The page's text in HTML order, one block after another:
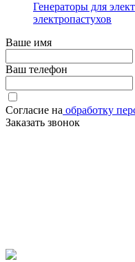
Генераторы для
электропастухов
Ваше имя
Ваш телефон
Согласие на обработку
Заказать звонок